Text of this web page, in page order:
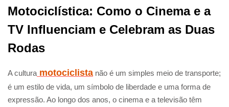
Motociclística: Como o Cinema e a
TV Influenciam e Celebram as Duas
Rodas
A cultura motociclista não é um simples meio de transporte;
é um estilo de vida, um símbolo de liberdade e uma forma de
expressão. Ao longo dos anos, o cinema e a televisão têm